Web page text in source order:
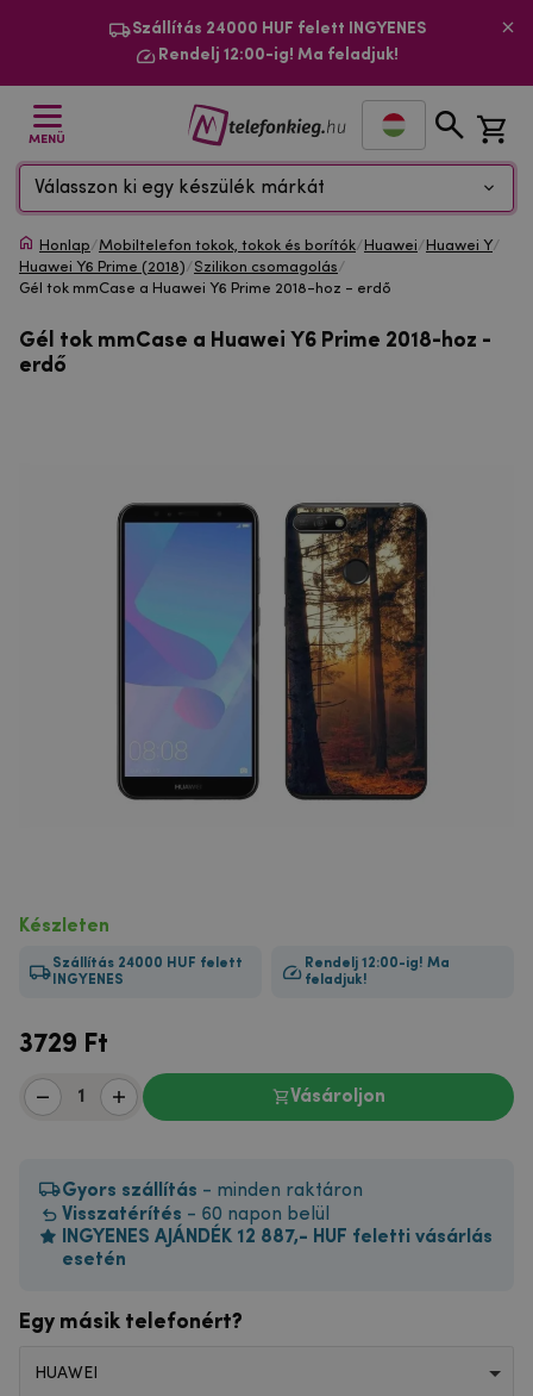
Szállítás 24000 HUF felett INGYENES
Rendelj 12:00-ig! Ma feladjuk!
MENÜ
Válasszon ki egy készülék márkát
Honlap/Mobiltelefon tokok, tokok és borítók/ Huawei/ Huawei Y/
Huawei Y6 Prime (2018)/Szilikon csomagolás/
Gél tok mmCase a Huawei Y6 Prime 2018-hoz - erdő
Gél tok mmCase a Huawei Y6 Prime 2018-hoz -
erdő
Készleten
Szállítás 24000 HUF felett
INGYENES
Rendelj 12:00-ig! Ma
feladjuk!
3729 Ft
Vásároljon
Gyors szállítás - minden raktáron
Visszatérítés - 60 napon belül
INGYENES AJÁNDÉK 12 887,- HUF feletti vásárlás
esetén
Egy másik telefonért?
HUAWEI